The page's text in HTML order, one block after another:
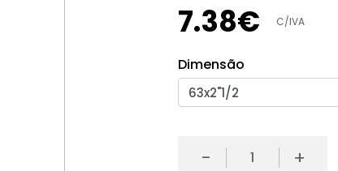
7.38€ C/IVA
Dimensão
- +